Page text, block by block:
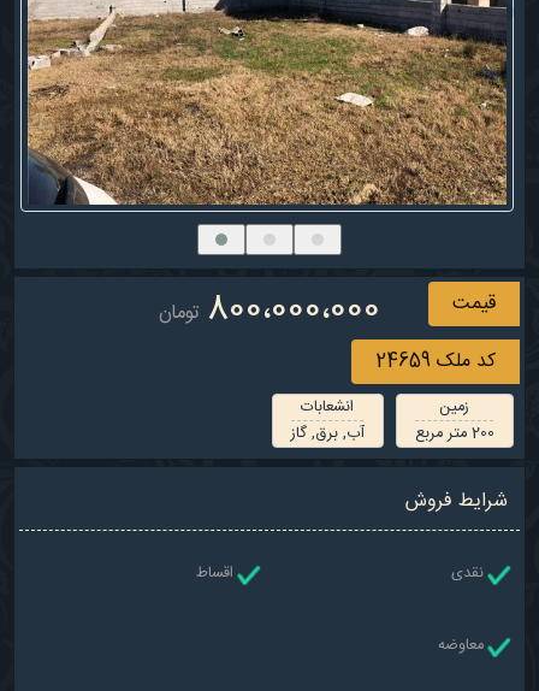
قیمت 800،000،000 تومان
کد ملک24659
زمین
200 متر مربع
انشعابات
آب, برق, گاز
شرایط فروش
نقدی اقساط
معاوضه